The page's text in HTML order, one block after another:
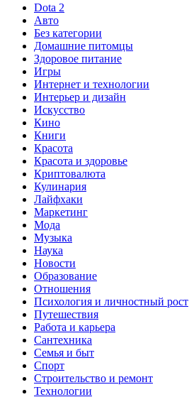
Dota 2
Авто
Без категории
Домашние питомцы
Здоровое питание
Игры
Интернет и технологии
Интерьер и дизайн
Искусство
Кино
Книги
Красота
Красота и здоровье
Криптовалюта
Кулинария
Лайфхаки
Маркетинг
Мода
Музыка
Наука
Новости
Образование
Отношения
Психология и личностный рост
Путешествия
Работа и карьера
Сантехника
Семья и быт
Спорт
Строительство и ремонт
Технологии